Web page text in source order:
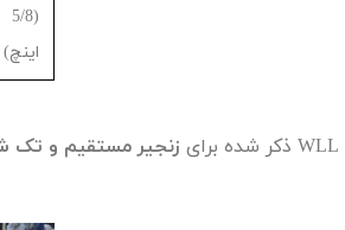
(
5/8
اینچ)
WLL ذکر شده برای زنجیر مستقیم و تک